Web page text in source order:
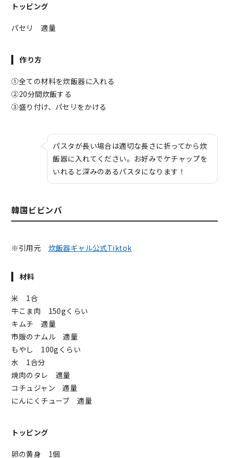
トッピング
パセリ 適量
作り方
①全ての材料を炊飯器に入れる
②20分間炊飯する
③盛り付け、パセリをかける
パスタが長い場合は適切な長さに折ってから炊
飯器に入れてください。お好みでケチャップを
いれると深みのあるパスタになります！
韓国ビビンバ
※引用元 炊飯器ギャル公式Tiktok
材料
米 1合
牛こま肉 150gくらい
キムチ 適量
市販のナムル 適量
もやし 100gくらい
水 1合分
焼肉のタレ 適量
コチュジャン 適量
にんにくチューブ 適量
トッピング
卵の黄身 1個